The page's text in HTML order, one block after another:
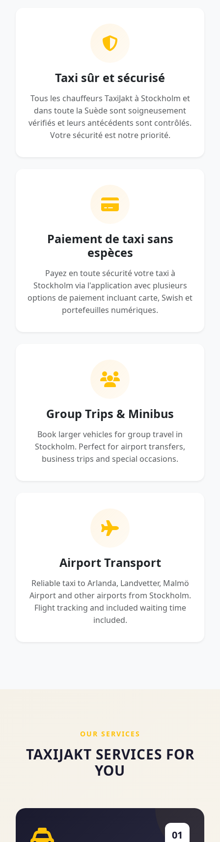
Taxi sûr et sécurisé
Tous les chauffeurs TaxiJakt à Stockholm et
dans toute la Suède sont soigneusement
vérifiés et leurs antécédents sont contrôlés.
Votre sécurité est notre priorité.
Paiement de taxi sans
espèces
Payez en toute sécurité votre taxi à
Stockholm via l'application avec plusieurs
options de paiement incluant carte, Swish et
portefeuilles numériques.
Group Trips & Minibus
Book larger vehicles for group travel in
Stockholm. Perfect for airport transfers,
business trips and special occasions.
Airport Transport
Reliable taxi to Arlanda, Landvetter, Malmö
Airport and other airports from Stockholm.
Flight tracking and included waiting time
included.
OUR SERVICES
TAXIJAKT SERVICES FOR
YOU
01